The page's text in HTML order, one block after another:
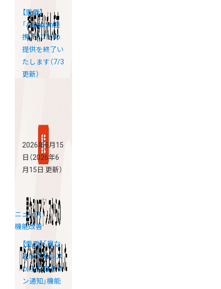
【重要】
「Amazon連
携」アプリの
提供を終了い
たします（7/3
更新）
2026年6月15
日 （2026年6
月15日 更新）
ニュース
機能改善
【重要】「異な
るIPアドレス
からのログイ
ン通知」機能